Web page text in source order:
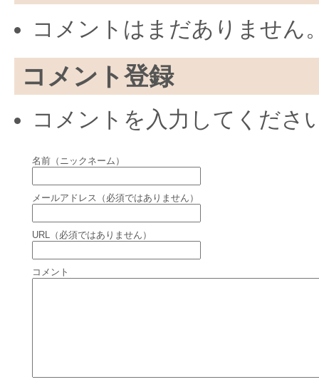
コメントはまだありません
コメント登録
コメントを入力してくださ
名前（ニックネーム）
メールアドレス（必須ではありません）
URL（必須ではありません）
コメント